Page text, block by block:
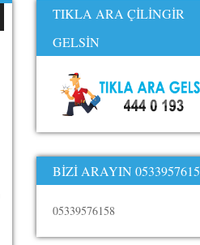
TIKLA ARA ÇILINGIR
GELSIN
BIZI ARAYIN
05339576158